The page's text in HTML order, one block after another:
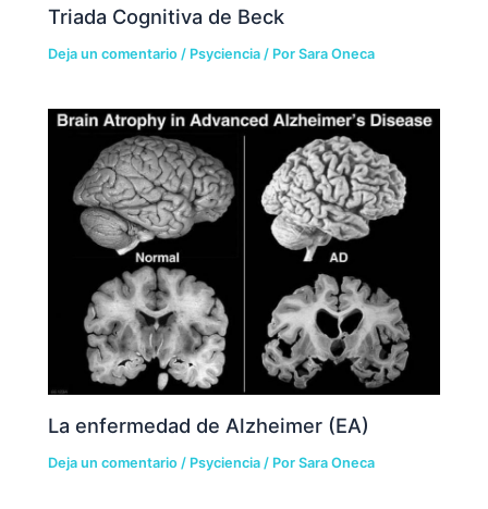
Triada Cognitiva de Beck
Deja un comentario / Psyciencia / PorSara Oneca
La enfermedad de Alzheimer (EA)
Deja un comentario / Psyciencia / PorSara Oneca